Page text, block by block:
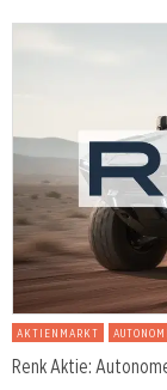
Amazon
AKTIENMARKT
Renk Aktie: